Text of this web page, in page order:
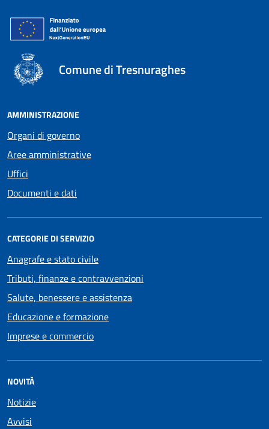
Comune di Tresnuraghes
AMMINISTRAZIONE
Organi di governo
Aree amministrative
Uffici
Documenti e dati
CATEGORIE DI SERVIZIO
Anagrafe e stato civile
Tributi, finanze e contravvenzioni
Salute, benessere e assistenza
Educazione e formazione
Imprese e commercio
NOVITÀ
Notizie
Avvisi